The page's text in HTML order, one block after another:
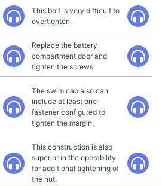
This bolt is very difficult to
overtighten.
Replace the battery
compartment door and
tighten the screws.
The swim cap also can
include at least one
fastener configured to
tighten the margin.
This construction is also
superior in the operability
for additional tightening of
the nut.